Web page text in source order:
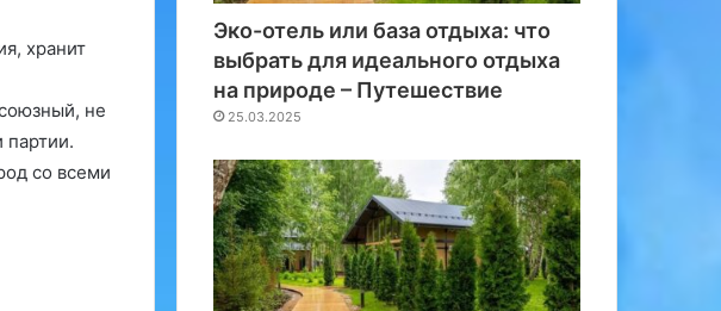
хранит
не
партии.
со всеми
Эко-отель или база отдыха: что
выбрать для идеального отдыха
на природе – Путешествие
25.03.2025